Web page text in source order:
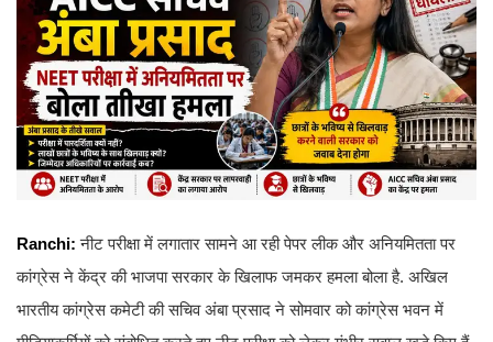
Ranchi: नीट परीक्षा में लगातार सामने आ रही पेपर लीक और अनियमितता पर
कांग्रेस ने केंद्र की भाजपा सरकार के खिलाफ जमकर हमला बोला है. अखिल
भारतीय कांग्रेस कमेटी की सचिव अंबा प्रसाद ने सोमवार को कांग्रेस भवन में